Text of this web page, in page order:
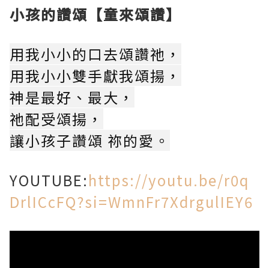
小孩的讚頌【童來頌讚】
用我小小的口去頌讚祂，
用我小小雙手獻我頌揚，
神是最好、最大，
祂配受頌揚，
讓小孩子讚頌 祢的愛。
YOUTUBE:https://youtu.be/r0q
DrlICcFQ?si=WmnFr7XdrgulIEY6